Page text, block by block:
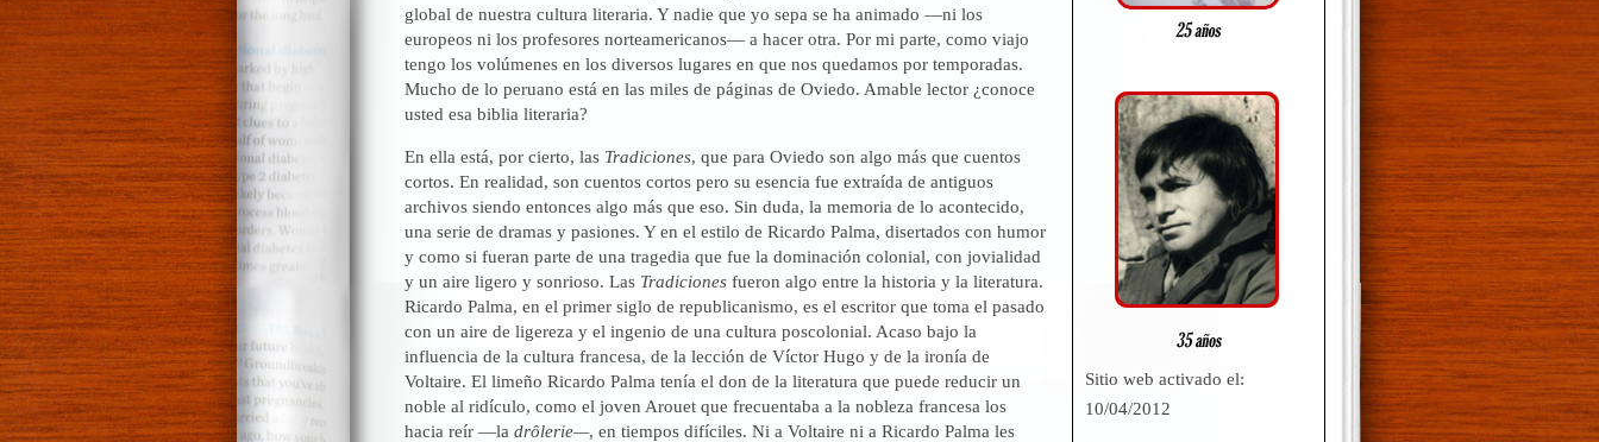
global de nuestra cultura literaria. Y nadie que yo sepa se ha animado —ni los
europeos ni los profesores norteamericanos— a hacer otra. Por mi parte, como viajo
tengo los volúmenes en los diversos lugares en que nos quedamos por temporadas.
Mucho de lo peruano está en las miles de páginas de Oviedo. Amable lector ¿conoce
usted esa biblia literaria?
En ella está, por cierto, las Tradiciones, que para Oviedo son algo más que cuentos
cortos. En realidad, son cuentos cortos pero su esencia fue extraída de antiguos
archivos siendo entonces algo más que eso. Sin duda, la memoria de lo acontecido,
una serie de dramas y pasiones. Y en el estilo de Ricardo Palma, disertados con humor
y como si fueran parte de una tragedia que fue la dominación colonial, con jovialidad
y un aire ligero y sonrioso. Las Tradicionesfueron algo entre la historia y la literatura.
Ricardo Palma, en el primer siglo de republicanismo, es el escritor que toma el pasado
con un aire de ligereza y el ingenio de una cultura poscolonial. Acaso bajo la
influencia de la cultura francesa, de la lección de Víctor Hugo y de la ironía de
Voltaire. El limeño Ricardo Palma tenía el don de la literatura que puede reducir un
noble al ridículo, como el joven Arouet que frecuentaba a la nobleza francesa los
hacia reír —la drôlerie—, en tiempos difíciles. Ni a Voltaire ni a Ricardo Palma les
Sitio web activado el:
10/04/2012